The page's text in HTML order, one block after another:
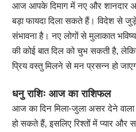
आज आपके दिमाग में नए और शानदार
बड़ा फायदा दिला सकते हैं। विदेश से
संभावना है। नए लोगों से मुलाकात
की कोई बात दिल को चुभ सकती है,
प्रिय वस्तु मिलने से मन प्रसन्न हो
धनु राशिः आज का राशिफल
आज का दिन मिला-जुला असर देने वाला
हो सकते हैं, इसलिए रिश्तों में प्यार